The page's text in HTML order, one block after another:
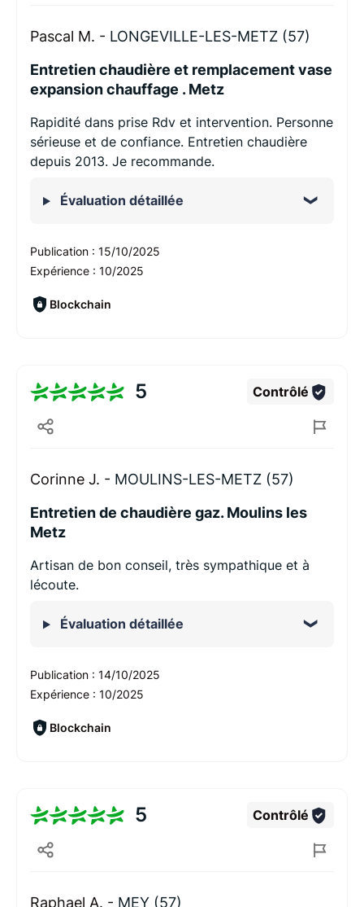
Pascal M. - LONGEVILLE-LES-METZ (57)
Entretien chaudière et remplacement vase
expansion chauffage . Metz
Rapidité dans prise Rdv et intervention. Personne
sérieuse et de confiance. Entretien chaudière
depuis 2013. Je recommande.
Évaluation détaillée
Publication : 15/10/2025
Expérience : 10/2025
Blockchain
5 Contrôlé
Corinne J. - MOULINS-LES-METZ (57)
Entretien de chaudière gaz. Moulins les
Metz
Artisan de bon conseil, très sympathique et à
lécoute.
Évaluation détaillée
Publication : 14/10/2025
Expérience : 10/2025
Blockchain
5 Contrôlé
Raphael A. - MEY (57)